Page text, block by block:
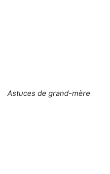
Astuces de grand-mère